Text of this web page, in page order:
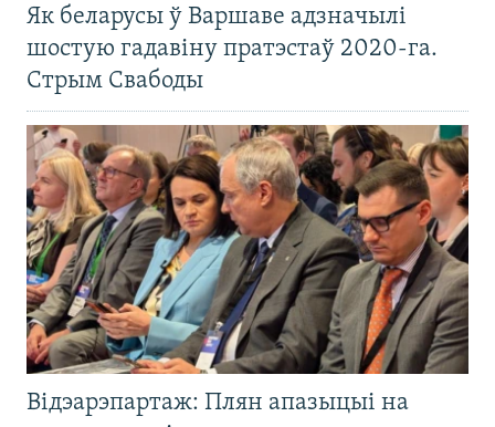
Як беларусы ў Варшаве адзначылі
шостую гадавіну пратэстаў 2020-га.
Стрым Свабоды
Відэарэпартаж: Плян апазыцыі на